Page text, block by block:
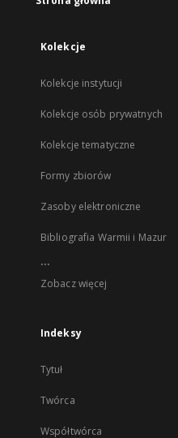
Kolekcje
Kolekcje instytucji
Kolekcje osób prywatnych
Kolekcje tematyczne
Formy zbiorów
Zasoby elektroniczne
Bibliografia Warmii i Mazur
...
Zobacz więcej
Indeksy
Tytuł
Twórca
Współtwórca